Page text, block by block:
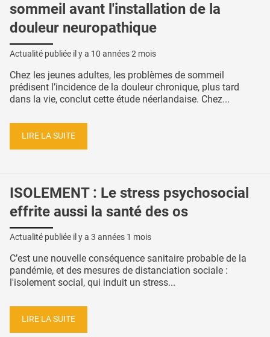
sommeil avant l'installation de la
douleur neuropathique
Actualité publiée il y a 10 années 2 mois
Chez les jeunes adultes, les problèmes de sommeil
prédisent l’incidence de la douleur chronique, plus tard
dans la vie, conclut cette étude néerlandaise. Chez...
LIRE LA SUITE
ISOLEMENT : Le stress psychosocial
effrite aussi la santé des os
Actualité publiée il y a 3 années 1 mois
C’est une nouvelle conséquence sanitaire probable de la
pandémie, et des mesures de distanciation sociale :
l'isolement social, qui induit un stress...
LIRE LA SUITE